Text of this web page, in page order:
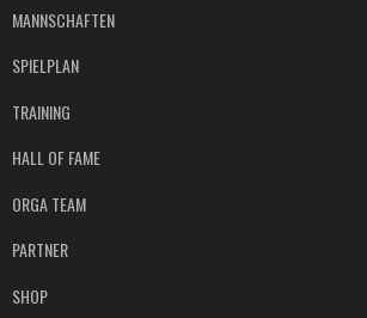
MANNSCHAFTEN
SPIELPLAN
TRAINING
HALL OF FAME
ORGA TEAM
PARTNER
SHOP